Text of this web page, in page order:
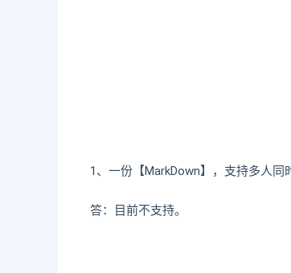
1、一份【MarkDown】，支持多人同
答：目前不支持。